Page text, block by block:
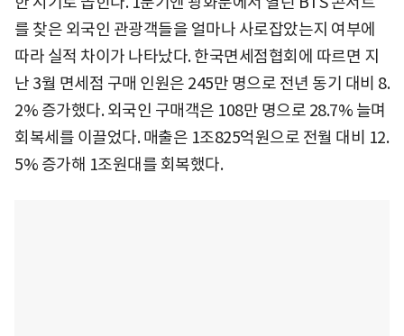
를 찾은 외국인 관광객들을 얼마나 사로잡았는지 여부에
따라 실적 차이가 나타났다. 한국면세점협회에 따르면 지
난 3월 면세점 구매 인원은 245만 명으로 전년 동기 대비 8.
2% 증가했다. 외국인 구매객은 108만 명으로 28.7% 늘며
회복세를 이끌었다. 매출은 1조825억원으로 전월 대비 12.
5% 증가해 1조원대를 회복했다.